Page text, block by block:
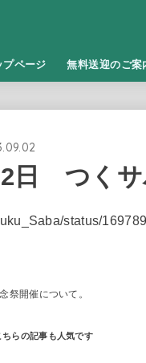
プページ 無料送迎のご案
日 つくサ
status/
祭開催について。